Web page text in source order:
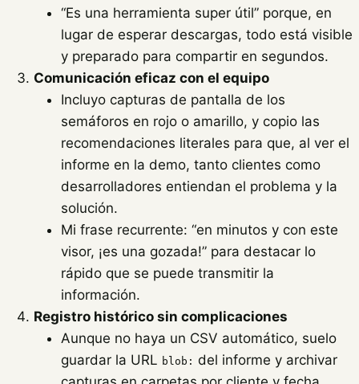
“Es una herramienta super útil” porque, en
lugar de esperar descargas, todo está visible
y preparado para compartir en segundos.
Comunicación eficaz con el equipo
Incluyo capturas de pantalla de los
semáforos en rojo o amarillo, y copio las
recomendaciones literales para que, al ver el
informe en la demo, tanto clientes como
desarrolladores entiendan el problema y la
solución.
Mi frase recurrente: “en minutos y con este
visor, ¡es una gozada!” para destacar lo
rápido que se puede transmitir la
información.
Registro histórico sin complicaciones
Aunque no haya un CSV automático, suelo
guardar la URL blob: del informe y archivar